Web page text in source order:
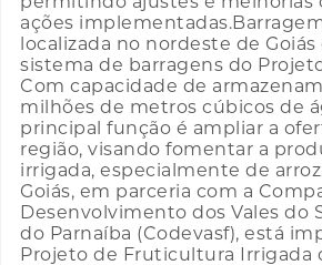
ações
localizada no nordeste de
sistema de barragens do
Com capacidade de
milhões de metros cúbicos de
principal função é ampliar a
região, visando fomentar a
irrigada, especialmente de
Goiás, em parceria com a
Desenvolvimento dos Vales do
do Parnaíba (Codevasf), está
Projeto de Fruticultura Irrigada